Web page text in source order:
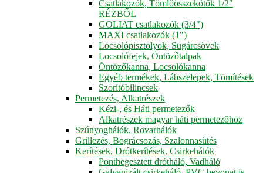
Csatlakozók, Tömlőösszekötők 1/2"
RÉZBŐL
GOLIAT csatlakozók (3/4")
MAXI csatlakozók (1")
Locsolópisztolyok, Sugárcsövek
Locsolófejek, Öntözőtalpak
Öntözőkanna, Locsolókanna
Egyéb termékek, Lábszelepek, Tömítések
Szorítóbilincsek
Permetezés, Alkatrészek
Kézi-, és Háti permetezők
Alkatrészek magyar háti permetezőhöz
Szúnyoghálók, Rovarhálók
Grillezés, Bográcsozás, Szalonnasütés
Kerítések, Drótkerítések, Csirkehálók
Ponthegesztett drótháló, Vadháló